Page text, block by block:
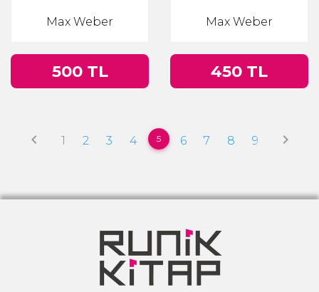
Max Weber
500 TL
Max Weber
450 TL
keyboard_arrow_left 1 2 3 4 5 6 7 8 9 keyboard_arrow_right